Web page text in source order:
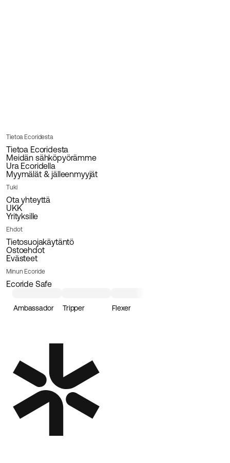
Tietoa Ecoridesta
Tietoa Ecoridesta
Meidän sähköpyörämme
Ura Ecoridella
Myymälät & jälleenmyyjät
Tuki
Ota yhteyttä
UKK
Yrityksille
Ehdot
Tietosuojakäytäntö
Ostoehdot
Evästeet
Minun Ecoride
Ecoride Safe
Ambassador Tripper Flexer